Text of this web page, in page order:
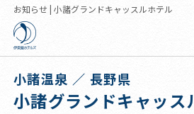
お知らせ | 小諸グランドキャッスルホテル
小諸温泉 ／ 長野県
小諸グランドキャッス